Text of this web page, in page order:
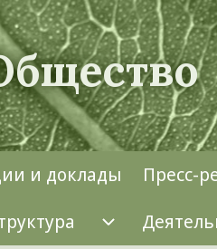
и доклады Пресс-
и стипендииСтруктура